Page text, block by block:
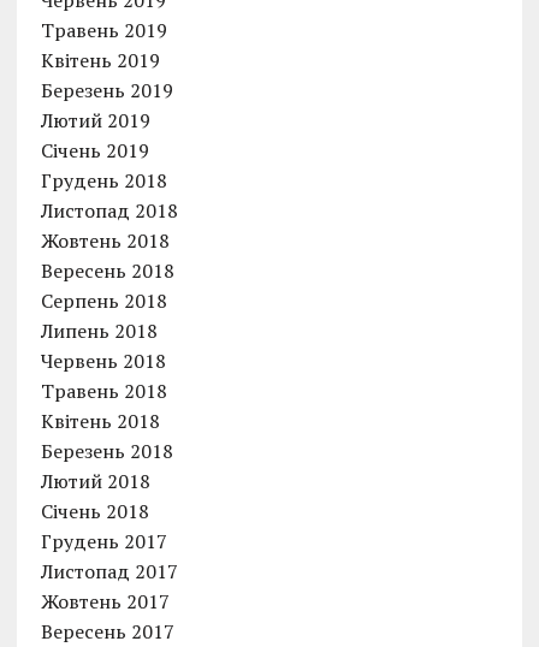
Травень 2019
Квітень 2019
Березень 2019
Лютий 2019
Січень 2019
Грудень 2018
Листопад 2018
Жовтень 2018
Вересень 2018
Серпень 2018
Липень 2018
Червень 2018
Травень 2018
Квітень 2018
Березень 2018
Лютий 2018
Січень 2018
Грудень 2017
Листопад 2017
Жовтень 2017
Вересень 2017